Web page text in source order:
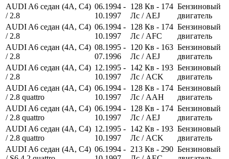
AUDI A6 седан (4A, C4)
/ 2.8
06.1994 -
10.1997
128 Кв - 174
Лс / AEJ
Бензиновый
двигатель
AUDI A6 седан (4A, C4)
/ 2.8
06.1994 -
10.1997
128 Кв - 174
Лс / AFC
Бензиновый
двигатель
AUDI A6 седан (4A, C4)
/ 2.8
08.1995 -
07.1996
120 Кв - 163
Лс / AEJ
Бензиновый
двигатель
AUDI A6 седан (4A, C4)
/ 2.8
12.1995 -
10.1997
142 Кв - 193
Лс / ACK
Бензиновый
двигатель
AUDI A6 седан (4A, C4)
/ 2.8 quattro
06.1994 -
10.1997
128 Кв - 174
Лс / AAH
Бензиновый
двигатель
AUDI A6 седан (4A, C4)
/ 2.8 quattro
06.1994 -
10.1997
128 Кв - 174
Лс / AEJ
Бензиновый
двигатель
AUDI A6 седан (4A, C4)
/ 2.8 quattro
12.1995 -
10.1997
142 Кв - 193
Лс / ACK
Бензиновый
двигатель
AUDI A6 седан (4A, C4) 06.1994 - 213 Кв - 290 Бензиновый